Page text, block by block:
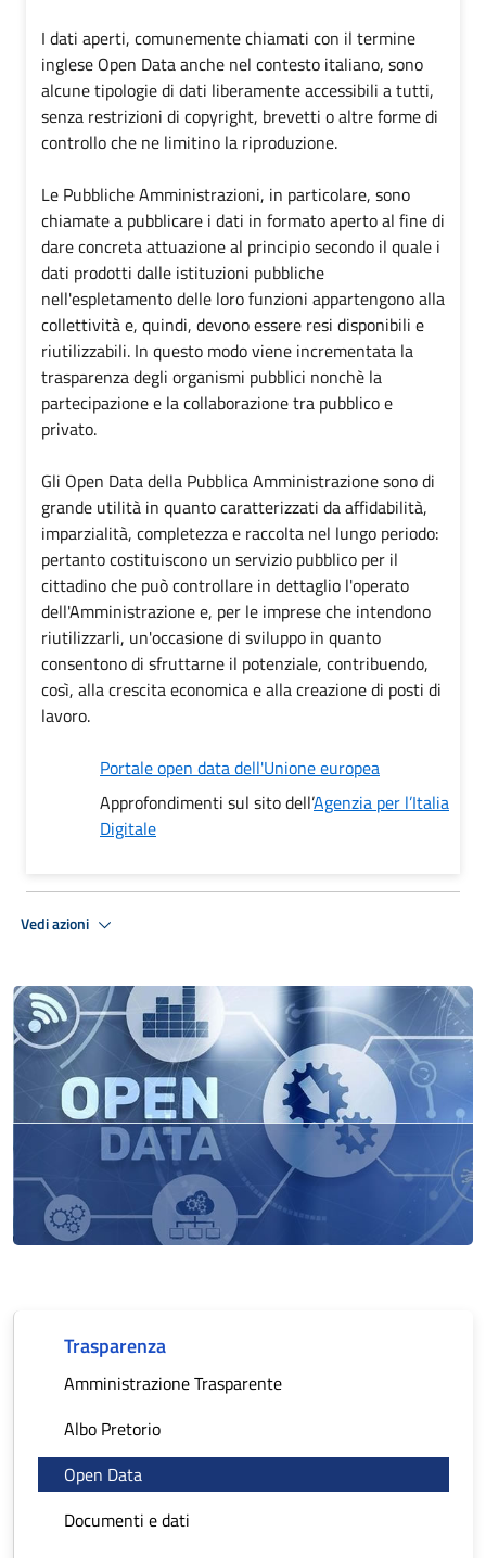
I dati aperti, comunemente chiamati con il termine
inglese Open Data anche nel contesto italiano, sono
alcune tipologie di dati liberamente accessibili a tutti,
senza restrizioni di copyright, brevetti o altre forme di
controllo che ne limitino la riproduzione.
Le Pubbliche Amministrazioni, in particolare, sono
chiamate a pubblicare i dati in formato aperto al fine di
dare concreta attuazione al principio secondo il quale i
dati prodotti dalle istituzioni pubbliche
nell'espletamento delle loro funzioni appartengono alla
collettività e, quindi, devono essere resi disponibili e
riutilizzabili. In questo modo viene incrementata la
trasparenza degli organismi pubblici nonchè la
partecipazione e la collaborazione tra pubblico e
privato.
Gli Open Data della Pubblica Amministrazione sono di
grande utilità in quanto caratterizzati da affidabilità,
imparzialità, completezza e raccolta nel lungo periodo:
pertanto costituiscono un servizio pubblico per il
cittadino che può controllare in dettaglio l'operato
dell'Amministrazione e, per le imprese che intendono
riutilizzarli, un'occasione di sviluppo in quanto
consentono di sfruttarne il potenziale, contribuendo,
così, alla crescita economica e alla creazione di posti di
lavoro.
Portale open data dell'Unione europea
Approfondimenti sul sito dell’Agenzia per l’Italia
Digitale
Vedi azioni
Trasparenza
Amministrazione Trasparente
Albo Pretorio
Open Data
Documenti e dati